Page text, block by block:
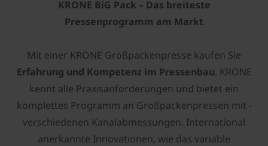
KRONE BiG Pack – Das breiteste
Pressenprogramm am Markt
Mit einer ­KRONE Großpackenpresse kaufen Sie
Erfahrung und Kompetenz im Pressenbau. ­­KRONE
kennt alle Praxisanforderungen und bietet ein
komplettes Programm an Großpackenpressen mit ­
verschiedenen Kanalabmessungen. International
anerkannte Innovationen, wie das variable